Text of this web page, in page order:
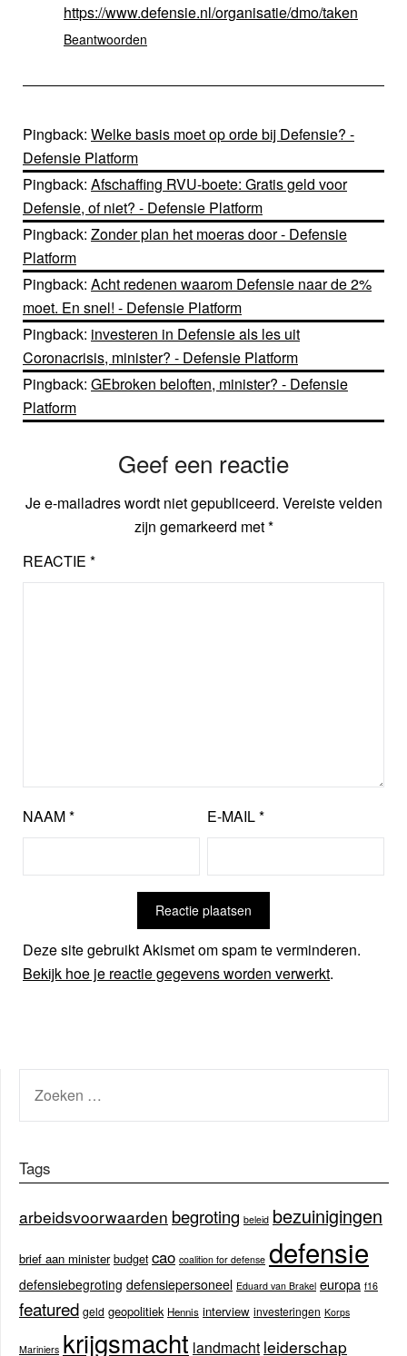
https://www.defensie.nl/organisatie/dmo/taken
Beantwoorden
Pingback: Welke basis moet op orde bij Defensie? -
Defensie Platform
Pingback: Afschaffing RVU-boete: Gratis geld voor
Defensie, of niet? - Defensie Platform
Pingback: Zonder plan het moeras door - Defensie
Platform
Pingback: Acht redenen waarom Defensie naar de 2%
moet. En snel! - Defensie Platform
Pingback: investeren in Defensie als les uit
Coronacrisis, minister? - Defensie Platform
Pingback: GEbroken beloften, minister? - Defensie
Platform
Geef een reactie
Je e-mailadres wordt niet gepubliceerd. Vereiste velden
zijn gemarkeerd met*
REACTIE *
NAAM* E-MAIL*
Deze site gebruikt Akismet om spam te verminderen.
Bekijk hoe je reactie gegevens worden verwerkt.
NAAR:
Tags
arbeidsvoorwaarden begroting beleid bezuinigingen
brief aan minister budget cao coalition for defense defensie
defensiebegroting defensiepersoneel Eduard van Brakel europa f16
featured geld geopolitiek Hennis interview investeringen Korps
Mariniers krijgsmacht landmacht leiderschap